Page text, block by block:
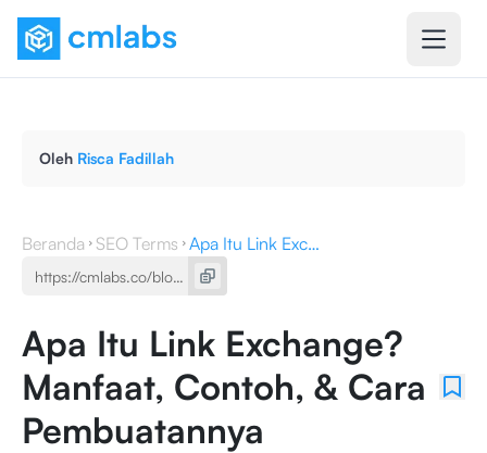
Oleh Risca Fadillah
Beranda SEO Terms Apa Itu Link Exchange? Manfaat, Contoh, & Cara Pembuatannya
Apa Itu Link Exchange?
Manfaat, Contoh, & Cara
Pembuatannya